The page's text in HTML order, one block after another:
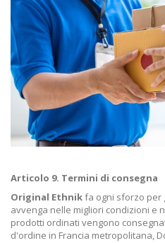
Articolo 9. Termini di consegna
Original Ethnikfa ogni sforzo per
avvenga nelle migliori condizioni e
prodotti ordinati vengono
d'ordine in Francia metropolitana,